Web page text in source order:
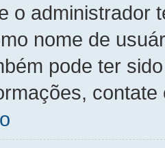
o administrador
nome de
pode ter